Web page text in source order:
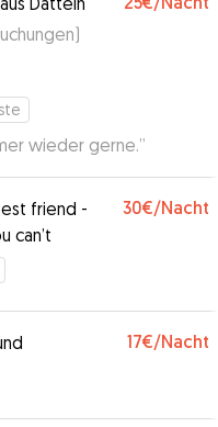
)
wieder gerne.”
friend -
can’t
30€/Nacht
17€/Nacht